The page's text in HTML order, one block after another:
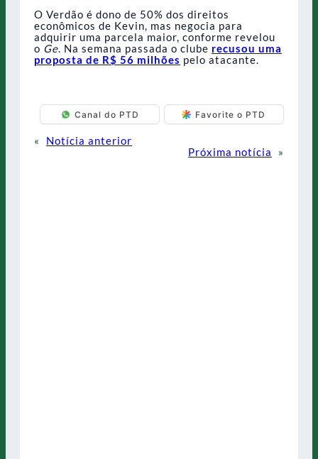
O Verdão é dono de 50% dos direitos
econômicos de Kevin, mas negocia para
adquirir uma parcela maior, conforme revelou
o Ge. Na semana passada o clube recusou uma
proposta de R$ 56 milhões pelo atacante.
Canal do PTD Favorite o PTD
«
Notícia anterior
Próxima notícia
»